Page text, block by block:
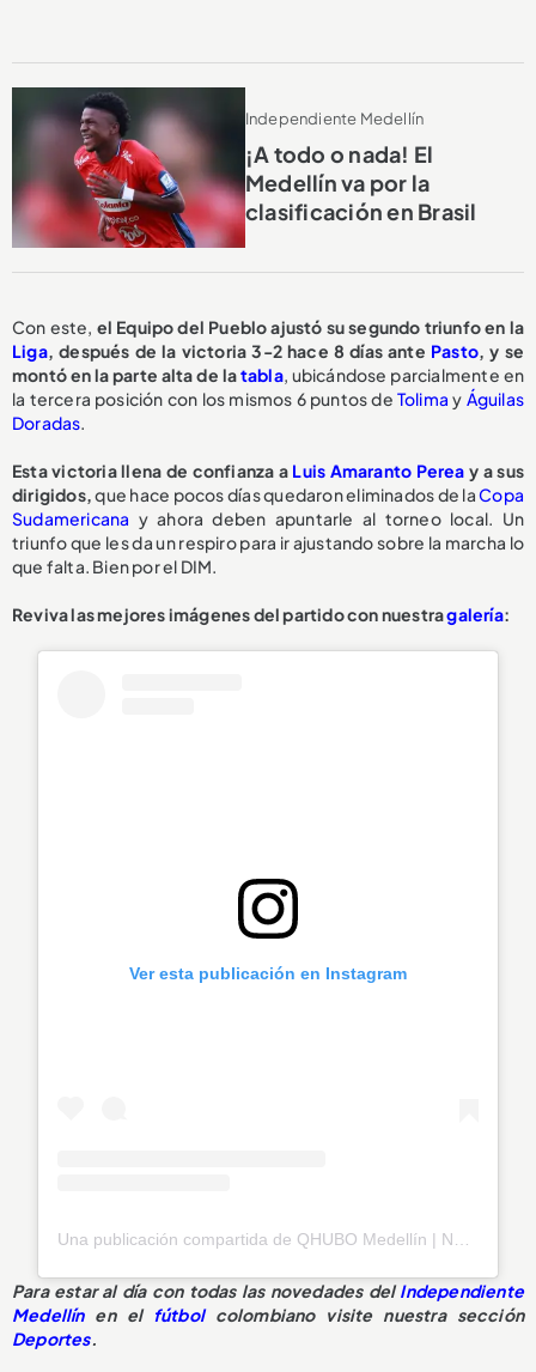
Independiente Medellín
¡A todo o nada! El
Medellín va por la
clasificación en Brasil
Con este, el Equipo del Pueblo ajustó su segundo triunfo en la
Liga, después de la victoria 3-2 hace 8 días ante Pasto, y se
montó en la parte alta de latabla, ubicándose parcialmente en
la tercera posición con los mismos 6 puntos de Tolimay Águilas
Doradas.
Esta victoria llena de confianza a Luis Amaranto Perea y a sus
dirigidos,que hace pocos días quedaron eliminados de laCopa
Sudamericana y ahora deben apuntarle al torneo local. Un
triunfo que les da un respiro para ir ajustando sobre la marcha lo
que falta. Bien por el DIM.
Reviva las mejores imágenes del partido con nuestragalería:
Ver esta publicación en Instagram
Para estar al día con todas las novedades delIndependiente
Medellínen el fútbol colombiano visite nuestra sección
Deportes.